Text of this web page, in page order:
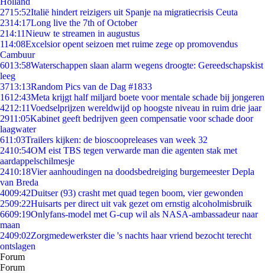
2715:52Italië hindert reizigers uit Spanje na migratiecrisis Ceuta
2314:17Long live the 7th of October
214:11Nieuw te streamen in augustus
114:08Excelsior opent seizoen met ruime zege op promovendus
Cambuur
6013:58Waterschappen slaan alarm wegens droogte: Gereedschapskist
leeg
3713:13Random Pics van de Dag #1833
1612:43Meta krijgt half miljard boete voor mentale schade bij jongeren
4212:11Voedselprijzen wereldwijd op hoogste niveau in ruim drie jaar
2911:05Kabinet geeft bedrijven geen compensatie voor schade door
laagwater
611:03Trailers kijken: de bioscoopreleases van week 32
2410:54OM eist TBS tegen verwarde man die agenten stak met
aardappelschilmesje
2410:18Vier aanhoudingen na doodsbedreiging burgemeester Depla
van Breda
4009:42Duitser (93) crasht met quad tegen boom, vier gewonden
2509:22Huisarts per direct uit vak gezet om ernstig alcoholmisbruik
6609:19Onlyfans-model met G-cup wil als NASA-ambassadeur naar
maan
2409:02Zorgmedewerkster die 's nachts haar vriend bezocht terecht
ontslagen
Forum
Forum